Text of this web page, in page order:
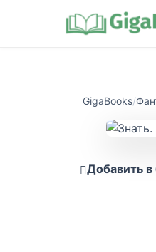
GigaBooks/
Добавить в